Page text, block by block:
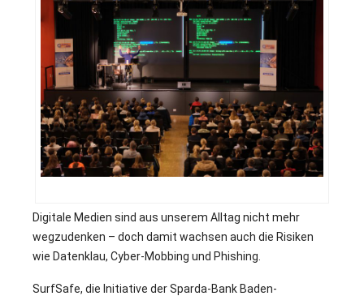
Digitale Medien sind aus unserem Alltag nicht mehr
wegzudenken – doch damit wachsen auch die Risiken
wie Datenklau, Cyber-Mobbing und Phishing.
SurfSafe, die Initiative der Sparda-Bank Baden-